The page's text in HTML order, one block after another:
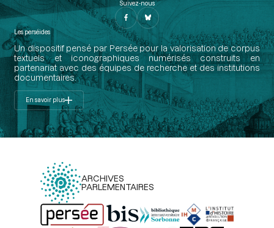
Suivez-nous
Les perséides
Un dispositif pensé par Persée pour la valorisation de corpus
textuels et iconographiques numérisés construits en
partenariat avec des équipes de recherche et des institutions
documentaires.
En savoir plus
ARCHIVES
PARLEMENTAIRES